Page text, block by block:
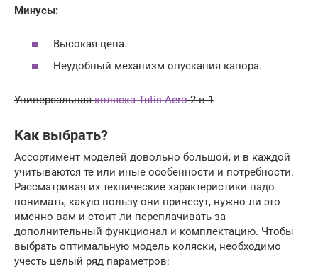
Минусы:
Высокая цена.
Неудобный механизм опускания капора.
Универсальнаяколяска Tutis Aero2 в 1
Как выбрать?
Ассортимент моделей довольно большой, и в каждой
учитываются те или иные особенности и потребности.
Рассматривая их технические характеристики надо
понимать, какую пользу они принесут, нужно ли это
именно вам и стоит ли переплачивать за
дополнительный функционал и комплектацию. Чтобы
выбрать оптимальную модель коляски, необходимо
учесть целый ряд параметров: